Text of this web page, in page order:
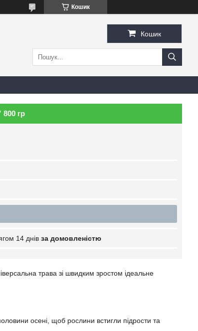
Кошик
Кошик
гр
14 днів за домовленістю
трава зі швидким зростом ідеальне
осені, щоб рослини встигли підрости та